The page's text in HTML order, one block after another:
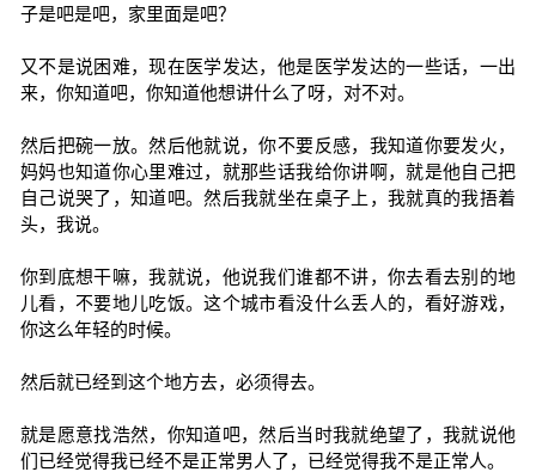
子是吧是吧，家里面是吧？
又不是说困难，现在医学发达，他是医学发达的一些话，一出
来，你知道吧，你知道他想讲什么了呀，对不对。
然后把碗一放。然后他就说，你不要反感，我知道你要发火，
妈妈也知道你心里难过，就那些话我给你讲啊，就是他自己把
自己说哭了，知道吧。然后我就坐在桌子上，我就真的我捂着
头，我说。
你到底想干嘛，我就说，他说我们谁都不讲，你去看去别的地
儿看，不要地儿吃饭。这个城市看没什么丢人的，看好游戏，
你这么年轻的时候。
然后就已经到这个地方去，必须得去。
就是愿意找浩然，你知道吧，然后当时我就绝望了，我就说他
们已经觉得我已经不是正常男人了，已经觉得我不是正常人。